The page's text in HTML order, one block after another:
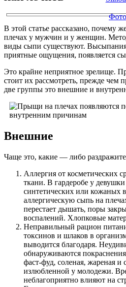
В этой статье рассказано, почему
плечах у мужчин и у женщин.
виды сыпи существуют.
приятные ощущения, появляется
Это крайне неприятное зрелище.
стоит их рассмотреть, прежде чем
две группы это внешние и
Внешние
Чаще это, какие — либо
Аллергия от косметических
ткани. В гардеробе у
синтетических или кожаных
аллергическую сыпь на
перестает дышать, поры
воспалений. Хлопковые
Неправильный рацион
токсинов и шлаков в
выводится благодаря.
обнаруживаются
фаст-фуд, соленая, жареная и
излюбленной у молодежи.
неблагоприятно влияют на